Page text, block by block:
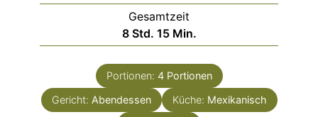
Gesamtzeit
8Stunden
Std. 15Minuten
Min.
Portionen: 4 Portionen
Gericht: Abendessen Küche: Mexikanisch